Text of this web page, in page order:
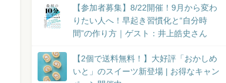
【参加者募集】8/22開催！9月から変わ
りたい人へ！早起き習慣化と“自分時
間”の作り方｜ゲスト：井上皓史さん
【2個で送料無料！】大好評「おかしめ
いと」のスイーツ新登場 | お得なキャン